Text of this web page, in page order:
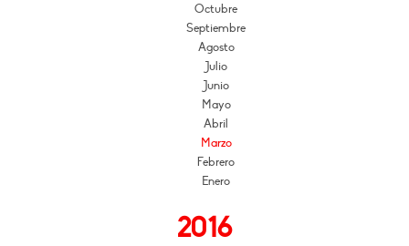
Octubre
Septiembre
Agosto
Julio
Junio
Mayo
Abril
Marzo
Febrero
Enero
2016